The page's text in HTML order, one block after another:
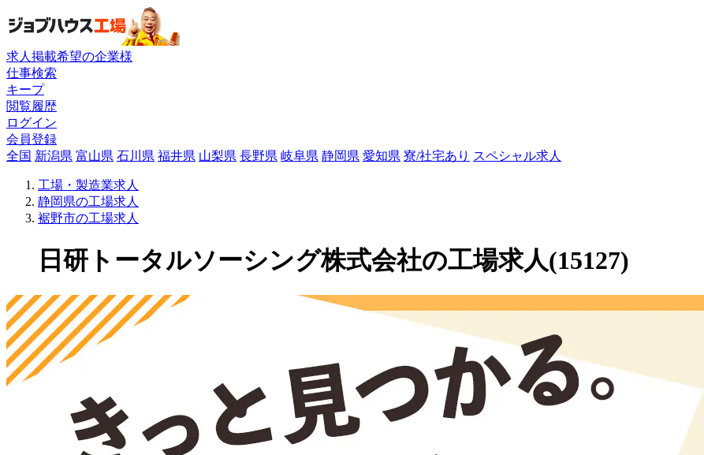
求人掲載希望の企業様
仕事検索
キープ
閲覧履歴
ログイン
会員登録
全国 新潟県 富山県 石川県 福井県 山梨県 長野県 岐阜県 静岡県 愛知県 寮/社宅あり スペシャル求人
工場・製造業求人
静岡県の工場求人
裾野市の工場求人
日研トータルソーシング株式会社の工場求人(15127)